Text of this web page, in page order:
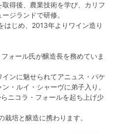
得後、農業技術を学び、カリフ
ジランドで研修。
はじめ、2013年よりワイン造り
ォール氏が醸造長を務めていま
ンに魅せられてアニュス・パケ
・ルイ・シャーヴに弟子入り。
ニコラ・フォールを起ち上げ少
培と醸造に携わります。